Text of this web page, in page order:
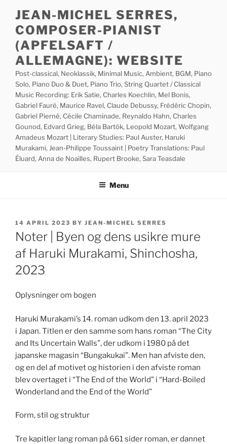
content
JEAN-MICHEL SERRES,
COMPOSER-PIANIST
(APFELSAFT /
ALLEMAGNE): WEBSITE
Post-classical, Neoklassik, Minimal Music, Ambient, BGM, Piano
Solo, Piano Duo & Duet, Piano Trio, String Quartet / Classical
Music Recording: Erik Satie, Charles Koechlin, Mel Bonis,
Gabriel Fauré, Maurice Ravel, Claude Debussy, Frédéric Chopin,
Gabriel Pierné, Cécile Chaminade, Reynaldo Hahn, Charles
Gounod, Edvard Grieg, Béla Bartók, Leopold Mozart, Wolfgang
Amadeus Mozart | Literary Studies: Paul Auster, Haruki
Murakami, Jean-Philippe Toussaint | Poetry Translations: Paul
Éluard, Anna de Noailles, Rupert Brooke, Sara Teasdale
Menu
POSTED
ON
14 APRIL 2023 BY JEAN-MICHEL SERRES
Noter | Byen og dens usikre mure
af Haruki Murakami, Shinchosha,
2023
Oplysninger om bogen
Haruki Murakami’s 14. roman udkom den 13. april 2023
i Japan. Titlen er den samme som hans roman “The City
and Its Uncertain Walls”, der udkom i 1980 på det
japanske magasin “Bungakukai”. Men han afviste den,
og en del af motivet og historien i den afviste roman
blev overtaget i “The End of the World” i “Hard-Boiled
Wonderland and the End of the World”
Form, stil og struktur
Tre kapitler lang roman på 661 sider roman, er dannet